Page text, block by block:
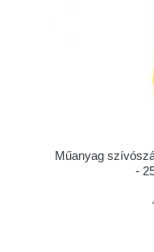
Műanyag
-